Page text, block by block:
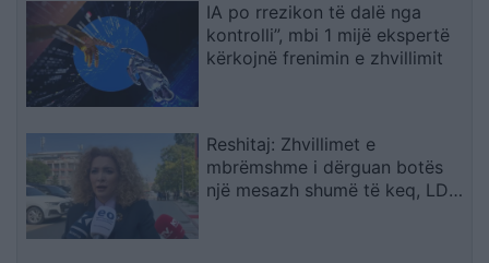
IA po rrezikon të dalë nga
kontrolli”, mbi 1 mijë ekspertë
kërkojnë frenimin e zhvillimit
Reshitaj: Zhvillimet e
mbrëmshme i dërguan botës
një mesazh shumë të keq, LDK-